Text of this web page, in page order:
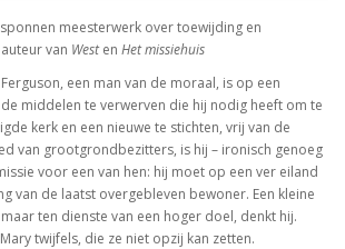
meesterwerk over toewijding en
van Westen Het missiehuis
een man van de moraal, is op een
middelen te verwerven die hij nodig heeft om te
kerk en een nieuwe te stichten, vrij van de
van grootgrond­bezitters, is hij – ironisch genoeg
voor een van hen: hij moet op een ver eiland
van de laatst overgebleven bewoner. Een kleine
ten dienste van een hoger doel, denkt hij.
twijfels, die ze niet opzij kan zetten.